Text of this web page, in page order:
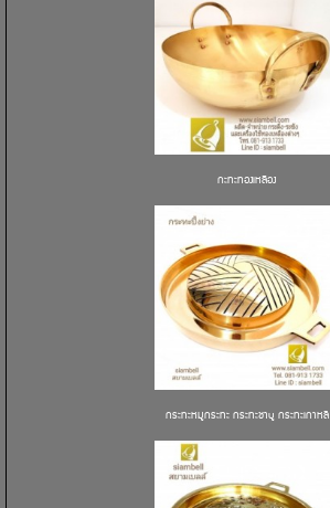
กะทะทองเหลือง
กระทะหมูกระทะ กระทะชาบู กระทะเกาหลี